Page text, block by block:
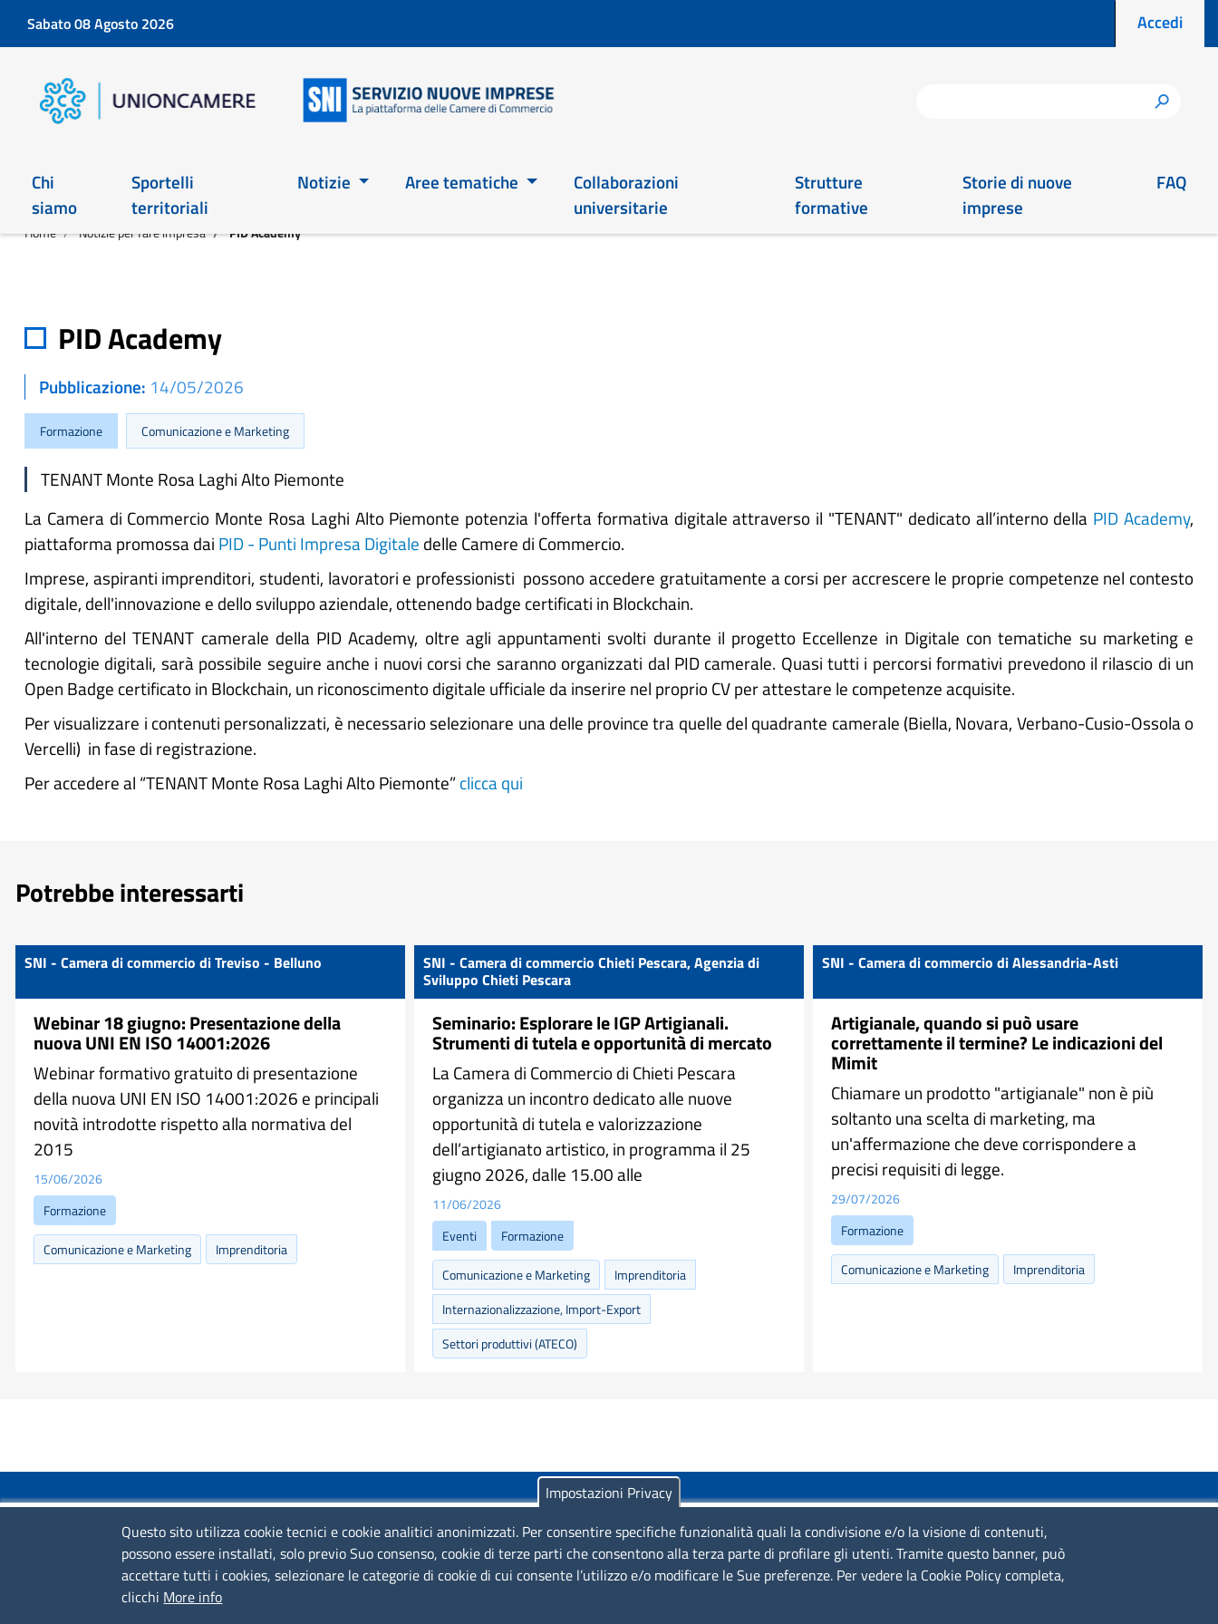
Sabato 08 Agosto 2026 Menu
Accedi
h
Main 2026
Chi
siamo
Sportelli
territoriali
Notizie Aree tematiche
Collaborazioni
universitarie
Strutture
formative
Storie di nuove
imprese
FAQ
Home Notizie per fare impresa PID Academy
PID Academy
Pubblicazione 14/05/2026
Formazione Comunicazione e Marketing
TENANT Monte Rosa Laghi Alto Piemonte
La Camera di Commercio Monte Rosa Laghi Alto Piemonte potenzia l'offerta formativa digitale attraverso il "TENANT" dedicato all’interno della PID Academy,
piattaforma promossa dai PID - Punti Impresa Digitale delle Camere di Commercio.
Imprese, aspiranti imprenditori, studenti, lavoratori e professionisti possono accedere gratuitamente a corsi per accrescere le proprie competenze nel contesto
digitale, dell'innovazione e dello sviluppo aziendale, ottenendo badge certificati in Blockchain.
All'interno del TENANT camerale della PID Academy, oltre agli appuntamenti svolti durante il progetto Eccellenze in Digitale con tematiche su marketing e
tecnologie digitali, sarà possibile seguire anche i nuovi corsi che saranno organizzati dal PID camerale. Quasi tutti i percorsi formativi prevedono il rilascio di un
Open Badge certificato in Blockchain, un riconoscimento digitale ufficiale da inserire nel proprio CV per attestare le competenze acquisite.
Per visualizzare i contenuti personalizzati, è necessario selezionare una delle province tra quelle del quadrante camerale (Biella, Novara, Verbano-Cusio-Ossola o
Vercelli) in fase di registrazione.
Per accedere al “TENANT Monte Rosa Laghi Alto Piemonte”clicca qui
Potrebbe interessarti
SNI - Camera di commercio di Treviso - Belluno
Webinar 18 giugno: Presentazione della
nuova UNI EN ISO 14001:2026
Webinar formativo gratuito di presentazione
della nuova UNI EN ISO 14001:2026 e principali
novità introdotte rispetto alla normativa del
2015
15/06/2026
Formazione
Comunicazione e Marketing Imprenditoria
SNI - Camera di commercio Chieti Pescara, Agenzia di
Sviluppo Chieti Pescara
Seminario: Esplorare le IGP Artigianali.
Strumenti di tutela e opportunità di mercato
La Camera di Commercio di Chieti Pescara
organizza un incontro dedicato alle nuove
opportunità di tutela e valorizzazione
dell’artigianato artistico, in programma il 25
giugno 2026, dalle 15.00 alle
11/06/2026
Eventi
Formazione
Comunicazione e Marketing
Imprenditoria
Internazionalizzazione, Import-Export
Settori produttivi (ATECO)
SNI - Camera di commercio di Alessandria-Asti
Artigianale, quando si può usare
correttamente il termine? Le indicazioni del
Mimit
Chiamare un prodotto "artigianale" non è più
soltanto una scelta di marketing, ma
un'affermazione che deve corrispondere a
precisi requisiti di legge.
29/07/2026
Formazione
Comunicazione e Marketing Imprenditoria
COLLEGAMENTI VELOCI
Colloqui di primo orientamento
Colloqui specialistici
Piazza Sallustio, 21 - 00187 Roma
SERVIZIO REALIZZATO DA
Impostazioni Privacy
Questo sito utilizza cookie tecnici e cookie analitici anonimizzati. Per consentire specifiche funzionalità quali la condivisione e/o la visione di contenuti,
possono essere installati, solo previo Suo consenso, cookie di terze parti che consentono alla terza parte di profilare gli utenti. Tramite questo banner, può
accettare tutti i cookies, selezionare le categorie di cookie di cui consente l’utilizzo e/o modificare le Sue preferenze. Per vedere la Cookie Policy completa,
clicchi More info